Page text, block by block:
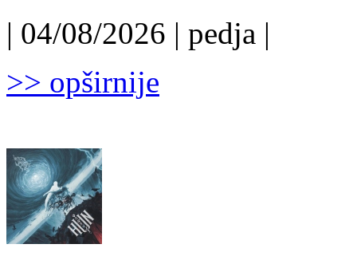
| 04/08/2026 | pedja |
>> opširnije